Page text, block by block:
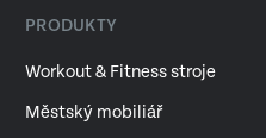
PRODUKTY
Workout & Fitness stroje
Městský mobiliář